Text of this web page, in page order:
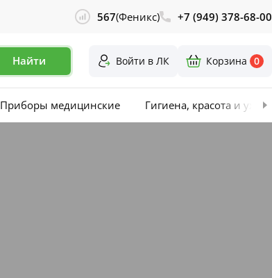
567(Феникс) +7 (949) 378-68-00
Найти Войти в ЛК Корзина 0
Приборы медицинские Гигиена, красота и уход